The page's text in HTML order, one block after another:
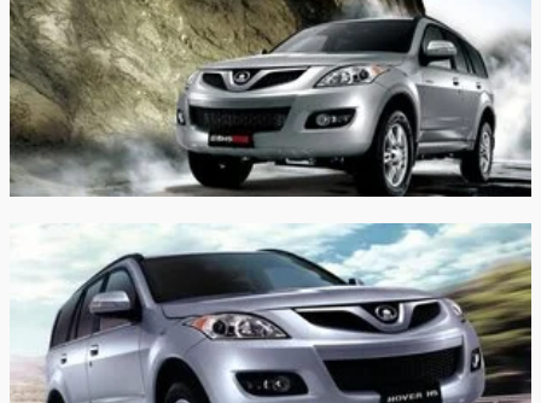
Расход в загородном
цикле:
8.2/100км
Расход в смешанном
цикле:
9.4/100км
Объем топливного
бака:
70 л
Длина: 4649 мм
Ширина: 1810 мм